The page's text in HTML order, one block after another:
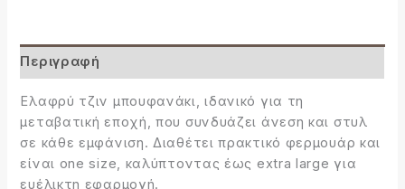
Περιγραφή
Ελαφρύ τζιν μπουφανάκι, ιδανικό για τη
μεταβατική εποχή, που συνδυάζει άνεση και στυλ
σε κάθε εμφάνιση. Διαθέτει πρακτικό φερμουάρ και
είναι one size, καλύπτοντας έως extra large για
ευέλικτη εφαρμογή.